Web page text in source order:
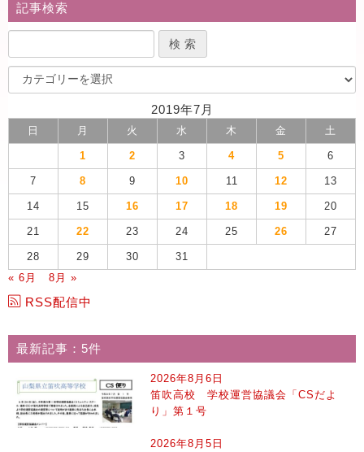
記事検索
2019年7月
日 月 火 水 木 金 土
1 2 3 4 5 6
7 8 9 10 11 12 13
14 15 16 17 18 19 20
21 22 23 24 25 26 27
28 29 30
31
« 6月
8月 »
RSS配信中
最新記事：5件
2026年8月6日
笛吹高校 学校運営協議会「CSだよ
り」第１号
2026年8月5日